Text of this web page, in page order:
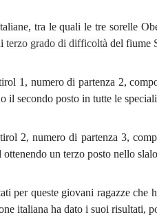
tra le quali le tre sorelle
terzo grado di difficoltà del fiume
1, numero di partenza 2,
il secondo posto in tutte le
2, numero di partenza 3,
un terzo posto nello
per queste giovani ragazze che
italiana ha dato i suoi risultati,